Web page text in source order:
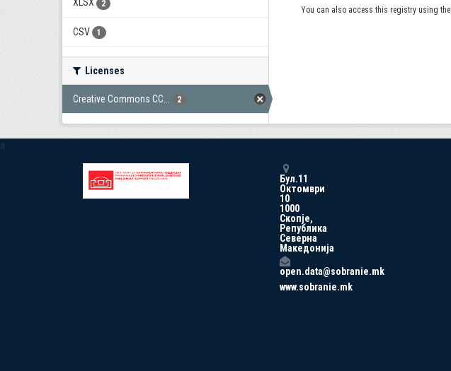
XLSX 2
CSV 1
Licenses
Creative Commons CC... 2
You can also access this registry using the
a
Бул.11
Октомври
10
1000
Скопје,
Република
Северна
Македонија
open.data@sobranie.mk
www.sobranie.mk